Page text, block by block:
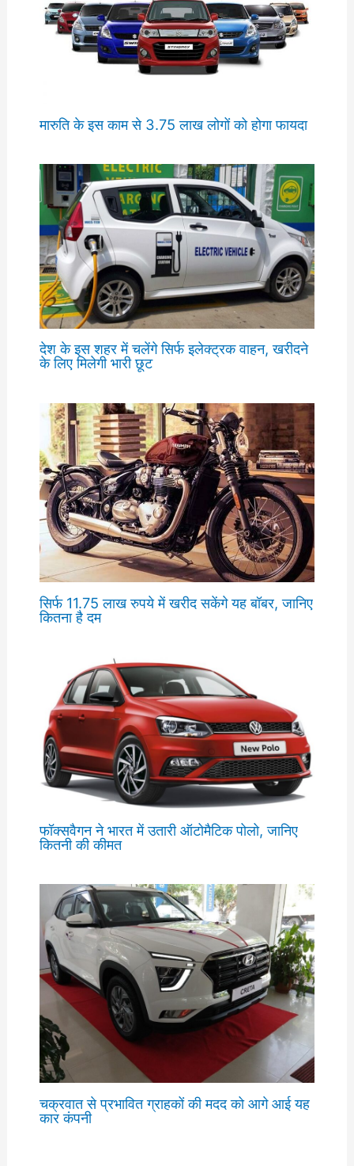
मारुति के इस काम से 3.75 लाख लोगों को होगा फायदा
देश के इस शहर में चलेंगे सिर्फ इलेक्ट्रक वाहन, खरीदने
के लिए मिलेगी भारी छूट
सिर्फ 11.75 लाख रुपये में खरीद सकेंगे यह बॉबर, जानिए
कितना है दम
फॉक्सवैगन ने भारत में उतारी ऑटोमैटिक पोलो, जानिए
कितनी की कीमत
चक्रवात से प्रभावित ग्राहकों की मदद को आगे आई यह
कार कंपनी